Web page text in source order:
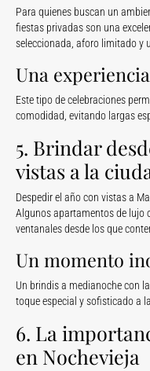
Para quienes buscan un
fiestas privadas son una
seleccionada, aforo limitado y
Una
Este tipo de celebraciones
comodidad, evitando largas
5. Brindar
vistas a la
Despedir el año con vistas a
Algunos apartamentos de lujo
ventanales desde los que
Un momento
Un brindis a medianoche con
toque especial y sofisticado a
6. La
en Nochevieja